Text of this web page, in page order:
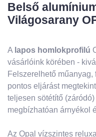
Belső
Világosarany
A lapos homlokprofilú
vásárlóink ​​körében -
Felszerelhető
pontos eljárást
teljesen sötétítő
megbízhatóan árnyékol
Az Opal vízszintes